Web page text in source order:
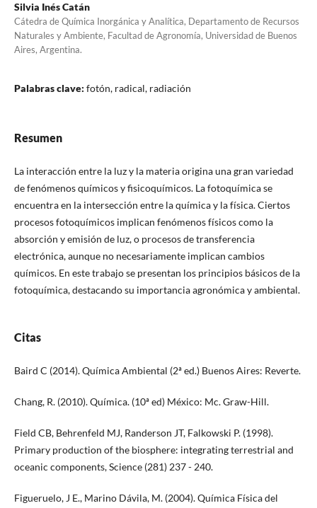
Silvia Inés Catán
Cátedra de Química Inorgánica y Analítica, Departamento de Recursos
Naturales y Ambiente, Facultad de Agronomía, Universidad de Buenos
Aires, Argentina.
Palabras clave: fotón, radical, radiación
Resumen
La interacción entre la luz y la materia origina una gran variedad
de fenómenos químicos y fisicoquímicos. La fotoquímica se
encuentra en la intersección entre la química y la física. Ciertos
procesos fotoquímicos implican fenómenos físicos como la
absorción y emisión de luz, o procesos de transferencia
electrónica, aunque no necesariamente implican cambios
químicos. En este trabajo se presentan los principios básicos de la
fotoquímica, destacando su importancia agronómica y ambiental.
Citas
Baird C (2014). Química Ambiental (2ª ed.) Buenos Aires: Reverte.
Chang, R. (2010). Química. (10ª ed) México: Mc. Graw-Hill.
Field CB, Behrenfeld MJ, Randerson JT, Falkowski P. (1998).
Primary production of the biosphere: integrating terrestrial and
oceanic components, Science (281) 237 - 240.
Figueruelo, J E., Marino Dávila, M. (2004). Química Física del